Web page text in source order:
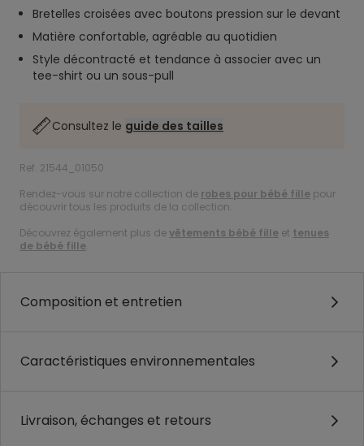
Bretelles croisées avec boutons pression sur le devant
Matière confortable, agréable au quotidien
Style décontracté et tendance à associer avec un
tee-shirt ou un sous-pull
Consultez le guide des tailles
Ref. 21544_01050
Rendez-vous sur notre collection de robes pour bébé fille pour
découvrir tous les produits de la collection.
Découvrez également plus devêtements bébé fille et tenues
de bébé fille.
Composition et entretien
Caractéristiques environnementales
Livraison, échanges et retours